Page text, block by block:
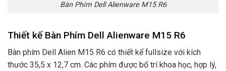
Bàn Phím Dell Alienware M15 R6
Thiết kế Bàn Phím Dell Alienware M15 R6
Bàn phím Dell Alien M15 R6 có thiết kế fullsize với kích
thước 35,5 x 12,7 cm. Các phím được bố trí khoa học, hợp lý,